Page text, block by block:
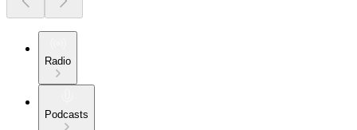
Radio
Podcasts